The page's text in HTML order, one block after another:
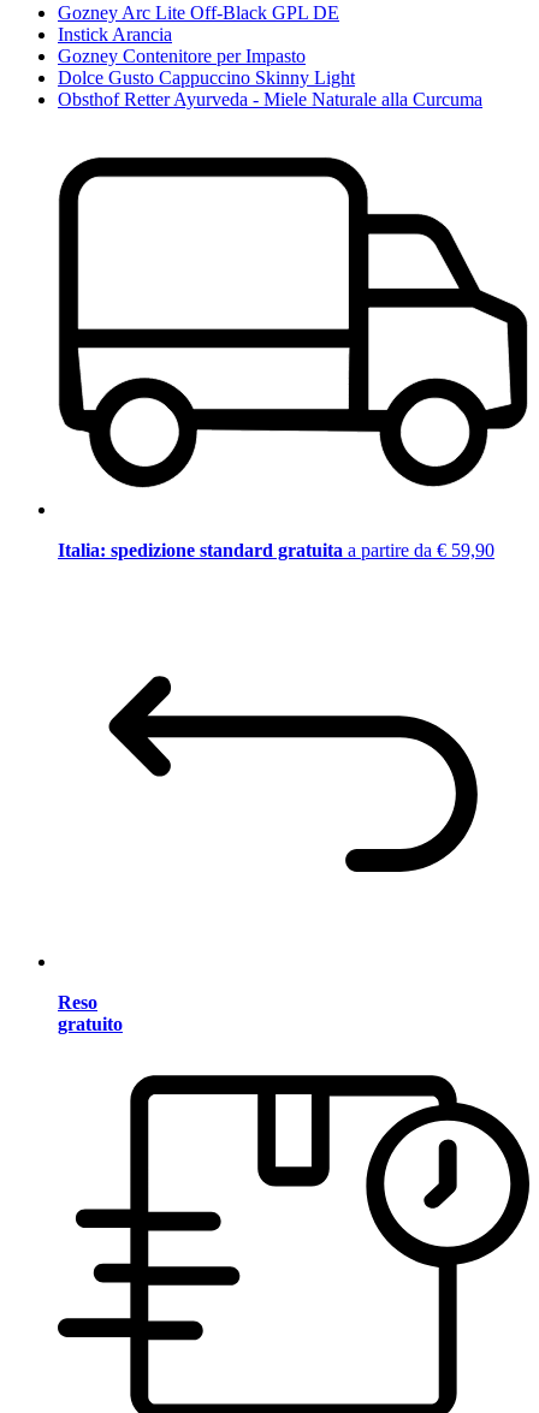
Gozney Arc Lite Off-Black GPL DE
Instick Arancia
Gozney Contenitore per Impasto
Dolce Gusto Cappuccino Skinny Light
Obsthof Retter Ayurveda - Miele Naturale alla Curcuma
Italia: spedizione standard gratuita a partire da € 59,90
Reso
gratuito